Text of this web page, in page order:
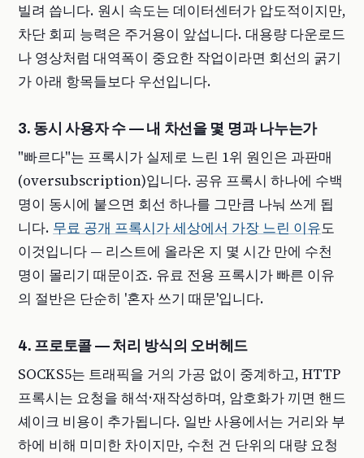
빌려 씁니다. 원시 속도는 데이터센터가 압도적이지만,
차단 회피 능력은 주거용이 앞섭니다. 대용량 다운로드
나 영상처럼 대역폭이 중요한 작업이라면 회선의 굵기
가 아래 항목들보다 우선입니다.
3. 동시 사용자 수 — 내 차선을 몇 명과 나누는가
"빠르다"는 프록시가 실제로 느린 1위 원인은 과판매
(oversubscription)입니다. 공유 프록시 하나에 수백
명이 동시에 붙으면 회선 하나를 그만큼 나눠 쓰게 됩
니다. 무료 공개 프록시가 세상에서 가장 느린 이유도
이것입니다 — 리스트에 올라온 지 몇 시간 만에 수천
명이 몰리기 때문이죠. 유료 전용 프록시가 빠른 이유
의 절반은 단순히 '혼자 쓰기 때문'입니다.
4. 프로토콜 — 처리 방식의 오버헤드
SOCKS5는 트래픽을 거의 가공 없이 중계하고, HTTP
프록시는 요청을 해석·재작성하며, 암호화가 끼면 핸드
셰이크 비용이 추가됩니다. 일반 사용에서는 거리와 부
하에 비해 미미한 차이지만, 수천 건 단위의 대량 요청